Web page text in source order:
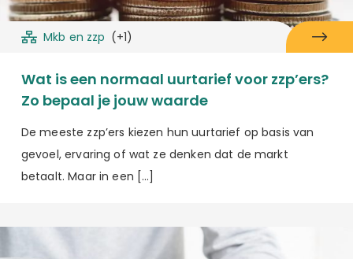
Mkb en zzp (+1)
Wat is een normaal uurtarief voor zzp’ers?
Zo bepaal je jouw waarde
De meeste zzp’ers kiezen hun uurtarief op basis van
gevoel, ervaring of wat ze denken dat de markt
betaalt. Maar in een […]